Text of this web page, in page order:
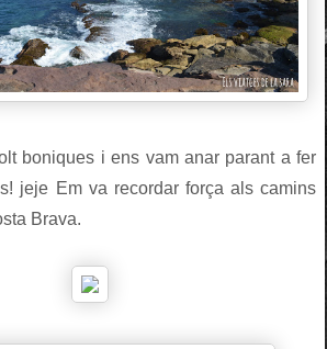
boniques i ens vam anar parant a fer
jeje Em va recordar força als camins
Brava.